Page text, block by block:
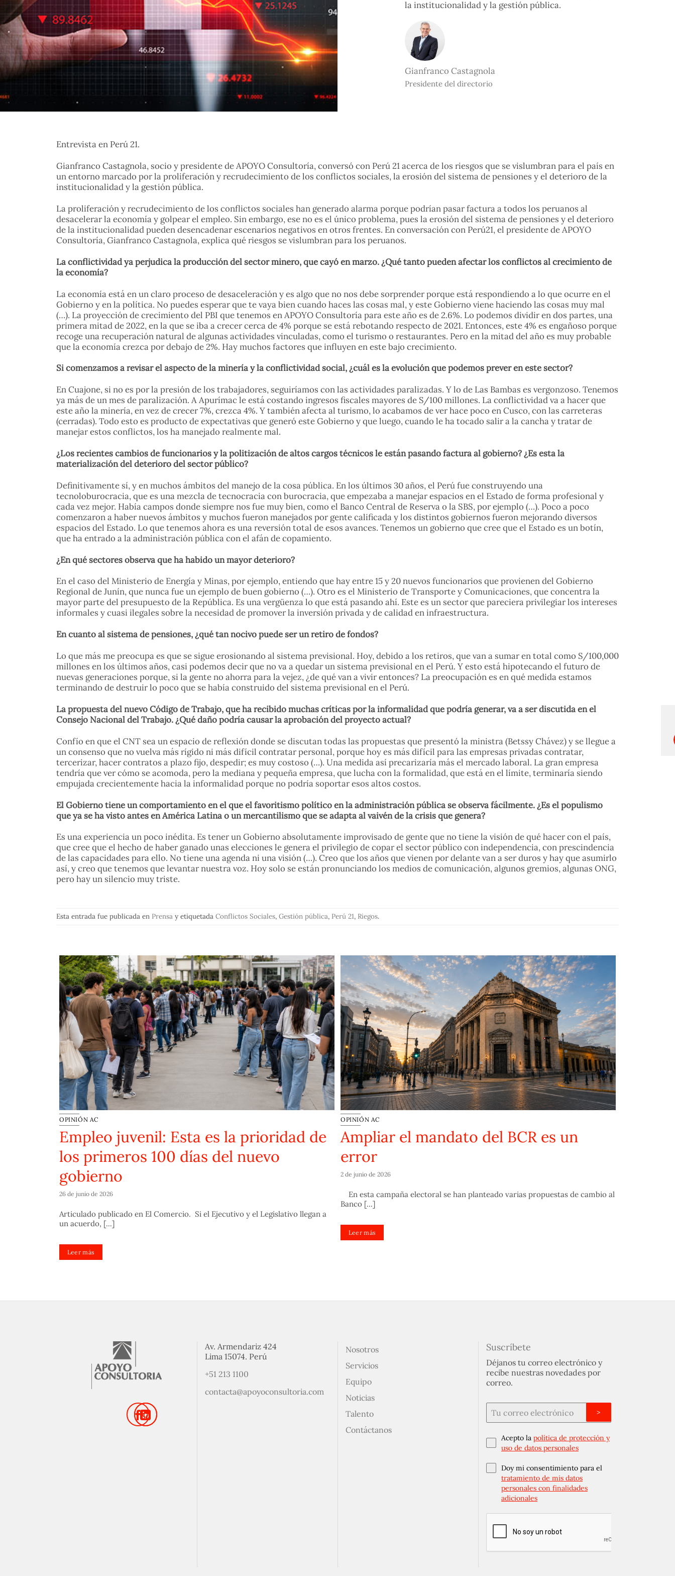
la institucionalidad y la gestión pública.
Gianfranco Castagnola
Presidente del directorio
Entrevista en Perú 21.
Gianfranco Castagnola, socio y presidente de APOYO Consultoría, conversó con Perú 21 acerca de los riesgos que se vislumbran para el país en
un entorno marcado por la proliferación y recrudecimiento de los conflictos sociales, la erosión del sistema de pensiones y el deterioro de la
institucionalidad y la gestión pública.
La proliferación y recrudecimiento de los conflictos sociales han generado alarma porque podrían pasar factura a todos los peruanos al
desacelerar la economía y golpear el empleo. Sin embargo, ese no es el único problema, pues la erosión del sistema de pensiones y el deterioro
de la institucionalidad pueden desencadenar escenarios negativos en otros frentes. En conversación con Perú21, el presidente de APOYO
Consultoría, Gianfranco Castagnola, explica qué riesgos se vislumbran para los peruanos.
La conflictividad ya perjudica la producción del sector minero, que cayó en marzo. ¿Qué tanto pueden afectar los conflictos al crecimiento de
la economía?
La economía está en un claro proceso de desaceleración y es algo que no nos debe sorprender porque está respondiendo a lo que ocurre en el
Gobierno y en la política. No puedes esperar que te vaya bien cuando haces las cosas mal, y este Gobierno viene haciendo las cosas muy mal
(…). La proyección de crecimiento del PBI que tenemos en APOYO Consultoría para este año es de 2.6%. Lo podemos dividir en dos partes, una
primera mitad de 2022, en la que se iba a crecer cerca de 4% porque se está rebotando respecto de 2021. Entonces, este 4% es engañoso porque
recoge una recuperación natural de algunas actividades vinculadas, como el turismo o restaurantes. Pero en la mitad del año es muy probable
que la economía crezca por debajo de 2%. Hay muchos factores que influyen en este bajo crecimiento.
Si comenzamos a revisar el aspecto de la minería y la conflictividad social, ¿cuál es la evolución que podemos prever en este sector?
En Cuajone, si no es por la presión de los trabajadores, seguiríamos con las actividades paralizadas. Y lo de Las Bambas es vergonzoso. Tenemos
ya más de un mes de paralización. A Apurímac le está costando ingresos fiscales mayores de S/100 millones. La conflictividad va a hacer que
este año la minería, en vez de crecer 7%, crezca 4%. Y también afecta al turismo, lo acabamos de ver hace poco en Cusco, con las carreteras
(cerradas). Todo esto es producto de expectativas que generó este Gobierno y que luego, cuando le ha tocado salir a la cancha y tratar de
manejar estos conflictos, los ha manejado realmente mal.
¿Los recientes cambios de funcionarios y la politización de altos cargos técnicos le están pasando factura al gobierno? ¿Es esta la
materialización del deterioro del sector público?
Definitivamente sí, y en muchos ámbitos del manejo de la cosa pública. En los últimos 30 años, el Perú fue construyendo una
tecnoloburocracia, que es una mezcla de tecnocracia con burocracia, que empezaba a manejar espacios en el Estado de forma profesional y
cada vez mejor. Había campos donde siempre nos fue muy bien, como el Banco Central de Reserva o la SBS, por ejemplo (…). Poco a poco
comenzaron a haber nuevos ámbitos y muchos fueron manejados por gente calificada y los distintos gobiernos fueron mejorando diversos
espacios del Estado. Lo que tenemos ahora es una reversión total de esos avances. Tenemos un gobierno que cree que el Estado es un botín,
que ha entrado a la administración pública con el afán de copamiento.
¿En qué sectores observa que ha habido un mayor deterioro?
En el caso del Ministerio de Energía y Minas, por ejemplo, entiendo que hay entre 15 y 20 nuevos funcionarios que provienen del Gobierno
Regional de Junín, que nunca fue un ejemplo de buen gobierno (…). Otro es el Ministerio de Transporte y Comunicaciones, que concentra la
mayor parte del presupuesto de la República. Es una vergüenza lo que está pasando ahí. Este es un sector que pareciera privilegiar los intereses
informales y cuasi ilegales sobre la necesidad de promover la inversión privada y de calidad en infraestructura.
En cuanto al sistema de pensiones, ¿qué tan nocivo puede ser un retiro de fondos?
Lo que más me preocupa es que se sigue erosionando al sistema previsional. Hoy, debido a los retiros, que van a sumar en total como S/100,000
millones en los últimos años, casi podemos decir que no va a quedar un sistema previsional en el Perú. Y esto está hipotecando el futuro de
nuevas generaciones porque, si la gente no ahorra para la vejez, ¿de qué van a vivir entonces? La preocupación es en qué medida estamos
terminando de destruir lo poco que se había construido del sistema previsional en el Perú.
La propuesta del nuevo Código de Trabajo, que ha recibido muchas críticas por la informalidad que podría generar, va a ser discutida en el
Consejo Nacional del Trabajo. ¿Qué daño podría causar la aprobación del proyecto actual?
Confío en que el CNT sea un espacio de reflexión donde se discutan todas las propuestas que presentó la ministra (Betssy Chávez) y se llegue a
un consenso que no vuelva más rígido ni más difícil contratar personal, porque hoy es más difícil para las empresas privadas contratar,
tercerizar, hacer contratos a plazo fijo, despedir; es muy costoso (…). Una medida así precarizaría más el mercado laboral. La gran empresa
tendría que ver cómo se acomoda, pero la mediana y pequeña empresa, que lucha con la formalidad, que está en el límite, terminaría siendo
empujada crecientemente hacia la informalidad porque no podría soportar esos altos costos.
El Gobierno tiene un comportamiento en el que el favoritismo político en la administración pública se observa fácilmente. ¿Es el populismo
que ya se ha visto antes en América Latina o un mercantilismo que se adapta al vaivén de la crisis que genera?
Es una experiencia un poco inédita. Es tener un Gobierno absolutamente improvisado de gente que no tiene la visión de qué hacer con el país,
que cree que el hecho de haber ganado unas elecciones le genera el privilegio de copar el sector público con independencia, con prescindencia
de las capacidades para ello. No tiene una agenda ni una visión (…). Creo que los años que vienen por delante van a ser duros y hay que asumirlo
así, y creo que tenemos que levantar nuestra voz. Hoy solo se están pronunciando los medios de comunicación, algunos gremios, algunas ONG,
pero hay un silencio muy triste.
Esta entrada fue publicada en Prensa y etiquetada Conflictos Sociales, Gestión pública, Perú 21, Riegos.
OPINIÓN AC
Empleo juvenil: Esta es la prioridad de
los primeros 100 días del nuevo
gobierno
26 de junio de 2026
Articulado publicado en El Comercio. Si el Ejecutivo y el Legislativo llegan a
un acuerdo, [...]
Leer más
OPINIÓN AC
Ampliar el mandato del BCR es un
error
2 de junio de 2026
En esta campaña electoral se han planteado varias propuestas de cambio al
Banco [...]
Leer más
Av. Armendariz 424
Lima 15074. Perú
+51 213 1100
contacta@apoyoconsultoria.com
Nosotros
Servicios
Equipo
Noticias
Talento
Contáctanos
Suscríbete
Déjanos tu correo electrónico y
recibe nuestras novedades por
correo.
Acepto la política de protección y
uso de datos personales
Doy mi consentimiento para el
tratamiento de mis datos
personales con finalidades
adicionales
>